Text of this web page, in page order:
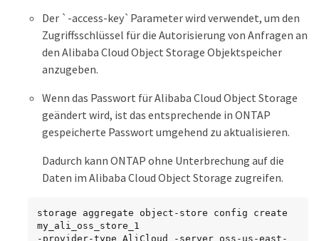
Der `-access-key`Parameter wird verwendet, um den
Zugriffsschlüssel für die Autorisierung von Anfragen an
den Alibaba Cloud Object Storage Objektspeicher
anzugeben.
Wenn das Passwort für Alibaba Cloud Object Storage
geändert wird, ist das entsprechende in ONTAP
gespeicherte Passwort umgehend zu aktualisieren.
Dadurch kann ONTAP ohne Unterbrechung auf die
Daten im Alibaba Cloud Object Storage zugreifen.
storage aggregate object-store config create
my_ali_oss_store_1
-provider-type AliCloud -server oss-us-east-